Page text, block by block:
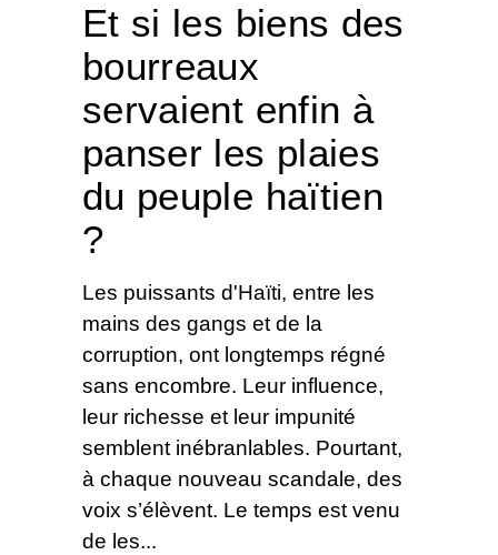
Et si les biens des
bourreaux
servaient enfin à
panser les plaies
du peuple haïtien
?
Les puissants d'Haïti, entre les
mains des gangs et de la
corruption, ont longtemps régné
sans encombre. Leur influence,
leur richesse et leur impunité
semblent inébranlables. Pourtant,
à chaque nouveau scandale, des
voix s’élèvent. Le temps est venu
de les